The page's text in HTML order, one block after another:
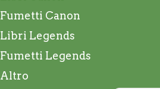
Fumetti Canon
Libri Legends
Fumetti Legends
Altro